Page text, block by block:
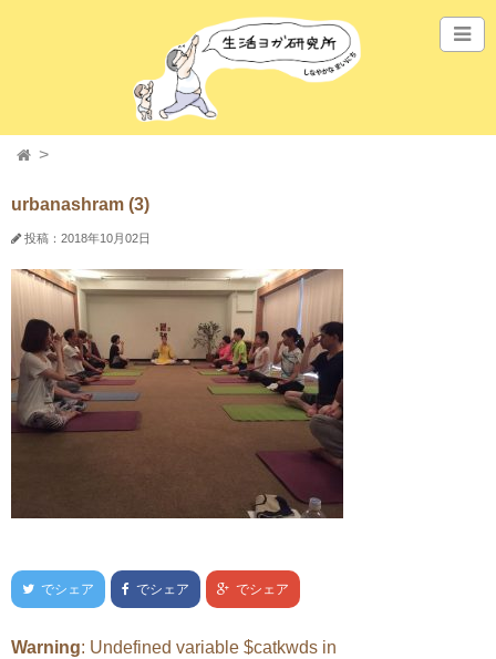
urbanashram (3)
投稿：2018年10月02日
でシェア でシェア でシェア
Warning: Undefined variable $catkwds in